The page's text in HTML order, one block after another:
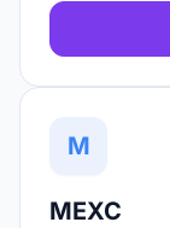
M
MEXC